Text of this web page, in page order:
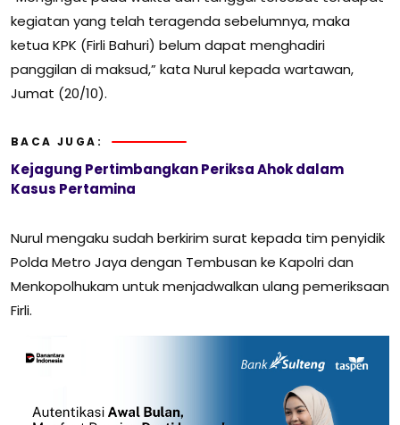
kegiatan yang telah teragenda sebelumnya, maka
ketua KPK (Firli Bahuri) belum dapat menghadiri
panggilan di maksud,” kata Nurul kepada wartawan,
Jumat (20/10).
BACA JUGA:
Kejagung Pertimbangkan Periksa Ahok dalam
Kasus Pertamina
Nurul mengaku sudah berkirim surat kepada tim penyidik
Polda Metro Jaya dengan Tembusan ke Kapolri dan
Menkopolhukam untuk menjadwalkan ulang pemeriksaan
Firli.